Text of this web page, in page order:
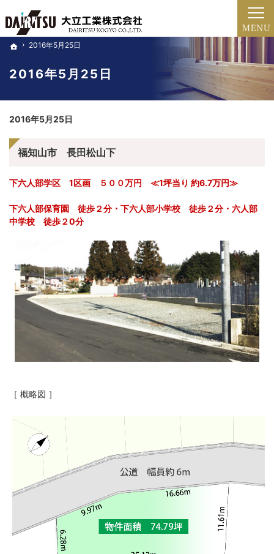
ホーム
2016年5月25日
2016年5月25日
新築・注文住宅・家のリフォーム・土地売買（北近畿・福知山・綾部・舞鶴）の工務店な
新築・注文住宅・リフォーム（京都・福知山市・綾部・舞鶴）の工務店
2016年5月25日
福知山市 長田松山下
下六人部学区 1区画 ５００万円 ≪1坪当り 約6.7万円≫
下六人部保育園 徒歩２分・下六人部小学校 徒歩２分・六人部
中学校 徒歩２0分
［ 概略図 ］
ホーム
2016年5月25日